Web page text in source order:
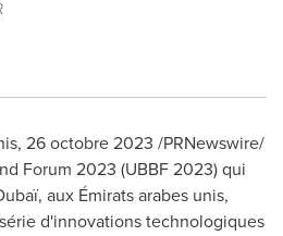
, 26 octobre 2023 /PRNewswire/
Forum 2023 (UBBF 2023) qui
aux Émirats arabes unis,
d'innovations technologiques